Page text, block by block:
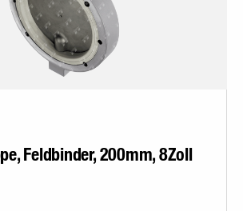
Feldbinder, 200mm, 8Zoll